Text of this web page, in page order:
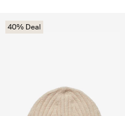
40% Deal